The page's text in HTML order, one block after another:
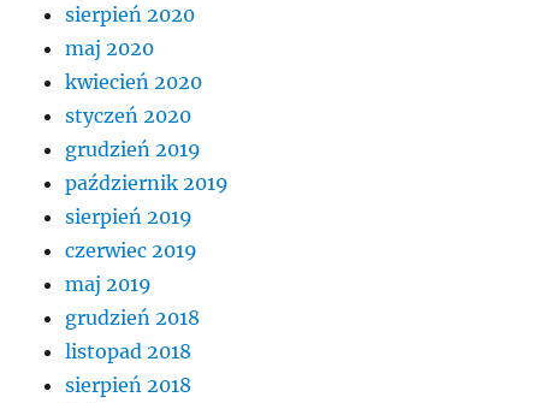
sierpień 2020
maj 2020
kwiecień 2020
styczeń 2020
grudzień 2019
październik 2019
sierpień 2019
czerwiec 2019
maj 2019
grudzień 2018
listopad 2018
sierpień 2018